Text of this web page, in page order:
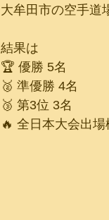
大牟田市の空手道
結果は
🏆 優勝 5名
🥈 準優勝 4名
🥉 第3位 3名
🔥 全日本大会出場